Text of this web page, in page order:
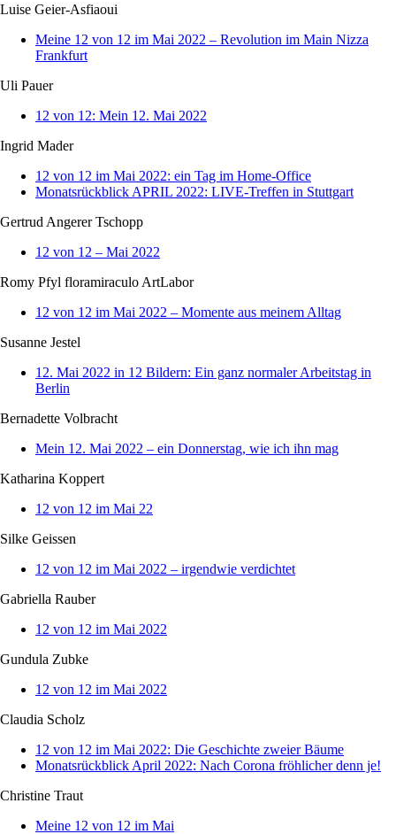
Luise Geier-Asfiaoui
Meine 12 von 12 im Mai 2022 – Revolution im Main Nizza
Frankfurt
Uli Pauer
12 von 12: Mein 12. Mai 2022
Ingrid Mader
12 von 12 im Mai 2022: ein Tag im Home-Office
Monatsrückblick APRIL 2022: LIVE-Treffen in Stuttgart
Gertrud Angerer Tschopp
12 von 12 – Mai 2022
Romy Pfyl floramiraculo ArtLabor
12 von 12 im Mai 2022 – Momente aus meinem Alltag
Susanne Jestel
12. Mai 2022 in 12 Bildern: Ein ganz normaler Arbeitstag in
Berlin
Bernadette Volbracht
Mein 12. Mai 2022 – ein Donnerstag, wie ich ihn mag
Katharina Koppert
12 von 12 im Mai 22
Silke Geissen
12 von 12 im Mai 2022 – irgendwie verdichtet
Gabriella Rauber
12 von 12 im Mai 2022
Gundula Zubke
12 von 12 im Mai 2022
Claudia Scholz
12 von 12 im Mai 2022: Die Geschichte zweier Bäume
Monatsrückblick April 2022: Nach Corona fröhlicher denn je!
Christine Traut
Meine 12 von 12 im Mai